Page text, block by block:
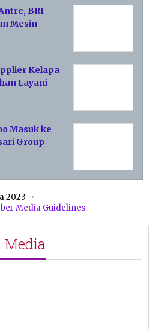
BRI
Mesin
Kelapa
Layani
Masuk ke
Group
2023
Media Guidelines